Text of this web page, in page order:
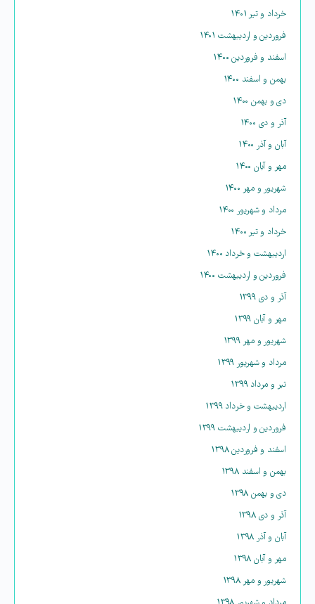
خرداد و تیر ۱۴۰۱
فروردین و اردیبهشت ۱۴۰۱
اسفند و فروردین ۱۴۰۰
بهمن و اسفند ۱۴۰۰
دی و بهمن ۱۴۰۰
آذر و دی ۱۴۰۰
آبان و آذر ۱۴۰۰
مهر و آبان ۱۴۰۰
شهریور و مهر ۱۴۰۰
مرداد و شهریور ۱۴۰۰
خرداد و تیر ۱۴۰۰
اردیبهشت و خرداد ۱۴۰۰
فروردین و اردیبهشت ۱۴۰۰
آذر و دی ۱۳۹۹
مهر و آبان ۱۳۹۹
شهریور و مهر ۱۳۹۹
مرداد و شهریور ۱۳۹۹
تیر و مرداد ۱۳۹۹
اردیبهشت و خرداد ۱۳۹۹
فروردین و اردیبهشت ۱۳۹۹
اسفند و فروردین ۱۳۹۸
بهمن و اسفند ۱۳۹۸
دی و بهمن ۱۳۹۸
آذر و دی ۱۳۹۸
آبان و آذر ۱۳۹۸
مهر و آبان ۱۳۹۸
شهریور و مهر ۱۳۹۸